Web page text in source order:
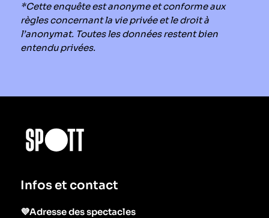
*Cette enquête est anonyme et conforme aux
règles concernant la vie privée et le droit à
l’anonymat. Toutes les données restent bien
entendu privées.
Infos et contact
💜Adresse des spectacles